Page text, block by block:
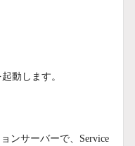
動します。
ンサーバーで、Service